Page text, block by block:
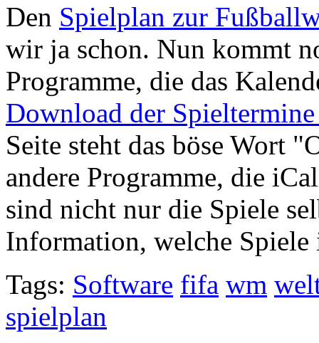
Den Spielplan zur
wir ja schon. Nun kommt
Programme, die das
Download der
Seite steht das böse Wort
andere Programme, die
sind nicht nur die Spiele
Information, welche Spiele
Tags: Software fifa wm
spielplan